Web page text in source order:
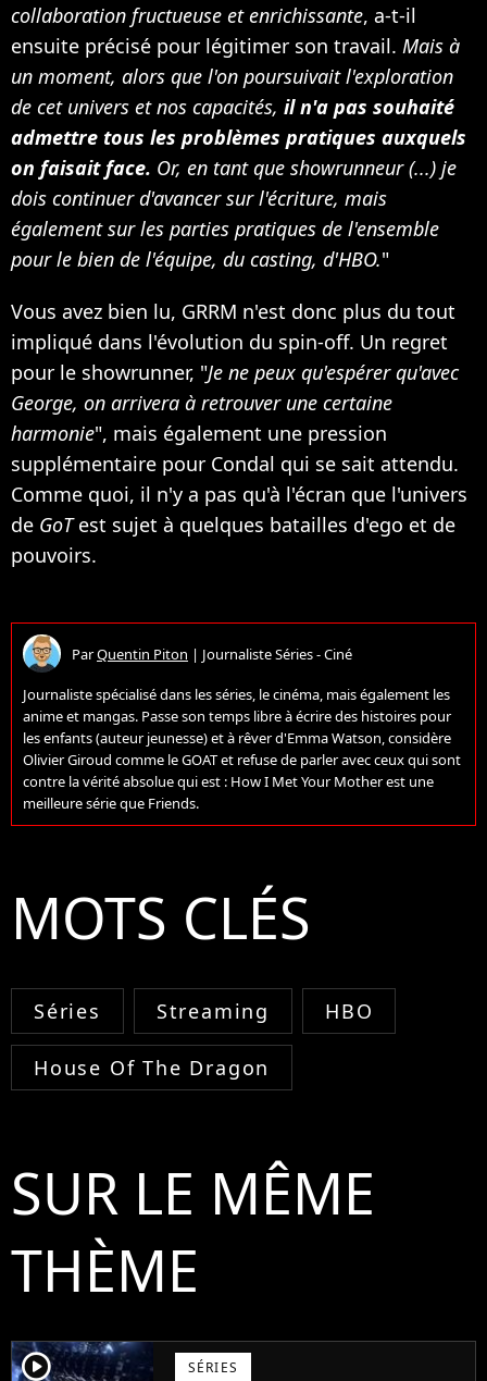
collaboration fructueuse et enrichissante, a-t-il
ensuite précisé pour légitimer son travail. Mais à
un moment, alors que l'on poursuivait l'exploration
de cet univers et nos capacités, il n'a pas souhaité
admettre tous les problèmes pratiques auxquels
on faisait face. Or, en tant que showrunneur (...) je
dois continuer d'avancer sur l'écriture, mais
également sur les parties pratiques de l'ensemble
pour le bien de l'équipe, du casting, d'HBO."
Vous avez bien lu, GRRM n'est donc plus du tout
impliqué dans l'évolution du spin-off. Un regret
pour le showrunner, "Je ne peux qu'espérer qu'avec
George, on arrivera à retrouver une certaine
harmonie", mais également une pression
supplémentaire pour Condal qui se sait attendu.
Comme quoi, il n'y a pas qu'à l'écran que l'univers
de GoTest sujet à quelques batailles d'ego et de
pouvoirs.
ParQuentin Piton | Journaliste Séries - Ciné
Journaliste spécialisé dans les séries, le cinéma, mais également les
anime et mangas. Passe son temps libre à écrire des histoires pour
les enfants (auteur jeunesse) et à rêver d'Emma Watson, considère
Olivier Giroud comme le GOAT et refuse de parler avec ceux qui sont
contre la vérité absolue qui est : How I Met Your Mother est une
meilleure série que Friends.
MOTS CLÉS
Séries Streaming HBO
House Of The Dragon
SUR LE MÊME
THÈME
player2 SÉRIES